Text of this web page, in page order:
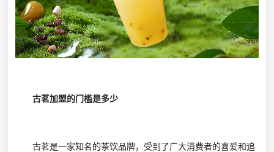
古茗加盟的门槛是多少
古茗是一家知名的茶饮品牌，受到了广大消费者的喜爱和追